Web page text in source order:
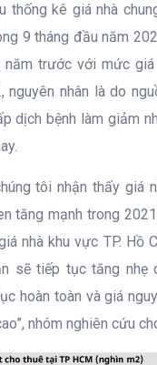
thống kê giá nhà
9 tháng đầu năm
năm trước với mức
nguyên nhân là do
dịch bệnh làm giảm
tôi nhận thấy giá
tăng mạnh trong
nhà khu vực TP. Hồ
sẽ tiếp tục tăng nhẹ
hoàn toàn và giá
nhóm nghiên cứu